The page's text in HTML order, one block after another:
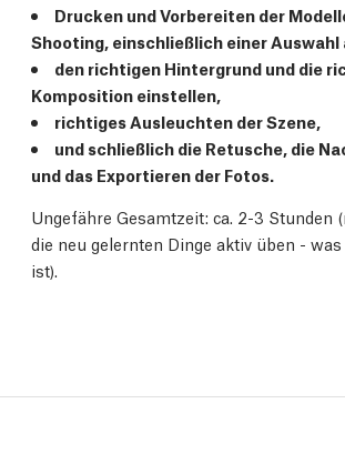
Drucken und Vorbereiten der
Shooting, einschließlich einer Auswahl
den richtigen Hintergrund und die
Komposition einstellen,
richtiges Ausleuchten der Szene,
und schließlich die Retusche, die
und das Exportieren der Fotos.
Ungefähre Gesamtzeit: ca. 2-3 Stunden
die neu gelernten Dinge aktiv üben -
ist).